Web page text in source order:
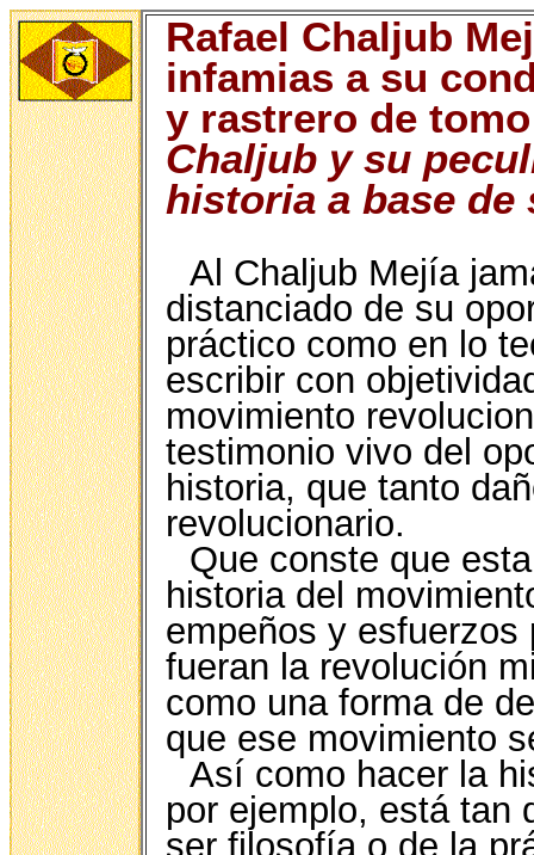
Rafael Chaljub
infamias a su
y rastrero de
Chaljub y su
historia a base de
Al Chaljub Mejía
distanciado de su
práctico como en lo
escribir con
movimiento
testimonio vivo del
historia, que tanto
revolucionario.
Que conste que
historia del
empeños y
fueran la revolución
como una forma de
que ese movimiento
Así como hacer la
por ejemplo, está tan
ser filosofía o de la